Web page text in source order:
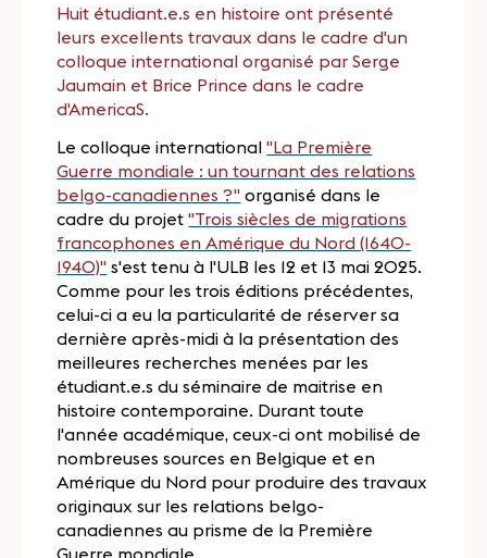
Huit étudiant.e.s en histoire ont présenté
leurs excellents travaux dans le cadre d'un
colloque international organisé par Serge
Jaumain et Brice Prince dans le cadre
d'AmericaS.
Le colloque international"La Première
Guerre mondiale : un tournant des relations
belgo-canadiennes ?" organisé dans le
cadre du projet"Trois siècles de migrations
francophones en Amérique du Nord (1640-
1940)" s'est tenu à l'ULB les 12 et 13 mai 2025.
Comme pour les trois éditions précédentes,
celui-ci a eu la particularité de réserver sa
dernière après-midi à la présentation des
meilleures recherches menées par les
étudiant.e.s du séminaire de maitrise en
histoire contemporaine. Durant toute
l'année académique, ceux-ci ont mobilisé de
nombreuses sources en Belgique et en
Amérique du Nord pour produire des travaux
originaux sur les relations belgo-
canadiennes au prisme de la Première
Guerre mondiale.